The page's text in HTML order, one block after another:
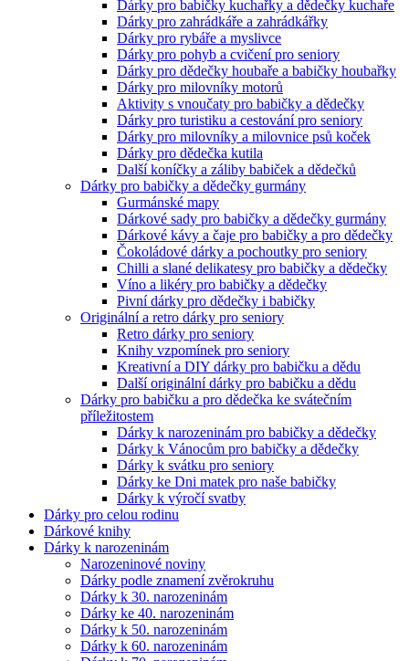
Dárky pro babičky kuchařky a dědečky kuchaře
Dárky pro zahrádkáře a zahrádkářky
Dárky pro rybáře a myslivce
Dárky pro pohyb a cvičení pro seniory
Dárky pro dědečky houbaře a babičky houbařky
Dárky pro milovníky motorů
Aktivity s vnoučaty pro babičky a dědečky
Dárky pro turistiku a cestování pro seniory
Dárky pro milovníky a milovnice psů koček
Dárky pro dědečka kutila
Další koníčky a záliby babiček a dědečků
Dárky pro babičky a dědečky gurmány
Gurmánské mapy
Dárkové sady pro babičky a dědečky gurmány
Dárkové kávy a čaje pro babičky a pro dědečky
Čokoládové dárky a pochoutky pro seniory
Chilli a slané delikatesy pro babičky a dědečky
Víno a likéry pro babičky a dědečky
Pivní dárky pro dědečky i babičky
Originální a retro dárky pro seniory
Retro dárky pro seniory
Knihy vzpomínek pro seniory
Kreativní a DIY dárky pro babičku a dědu
Další originální dárky pro babičku a dědu
Dárky pro babičku a pro dědečka ke svátečním
příležitostem
Dárky k narozeninám pro babičky a dědečky
Dárky k Vánocům pro babičky a dědečky
Dárky k svátku pro seniory
Dárky ke Dni matek pro naše babičky
Dárky k výročí svatby
Dárky pro celou rodinu
Dárkové knihy
Dárky k narozeninám
Narozeninové noviny
Dárky podle znamení zvěrokruhu
Dárky k 30. narozeninám
Dárky ke 40. narozeninám
Dárky k 50. narozeninám
Dárky k 60. narozeninám